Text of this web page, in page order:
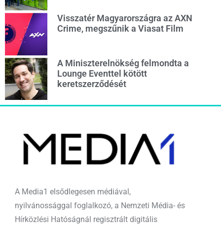
Visszatér Magyarországra az AXN
Crime, megszűnik a Viasat Film
A Miniszterelnökség felmondta a
Lounge Eventtel kötött
keretszerződését
A Media1 elsődlegesen médiával,
nyilvánossággal foglalkozó, a Nemzeti Média- és
Hírközlési Hatóságnál regisztrált digitális